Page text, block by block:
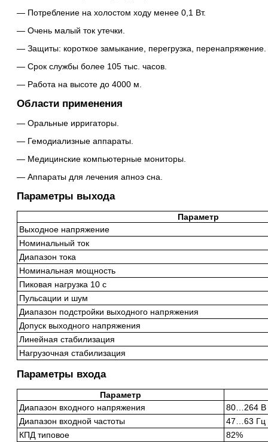
Потребление на холостом ходу менее 0,1 Вт.
Очень малый ток утечки.
Защиты: короткое замыкание, перегрузка, перенапряжение.
Срок службы более 105 тыс. часов.
Работа на высоте до 4000 м.
Области применения
Оральные ирригаторы.
Гемодиализные аппараты.
Медицинские компьютерные мониторы.
Аппараты для лечения апноэ сна.
Параметры выхода
Параметр
Выходное напряжение
Номинальный ток
Диапазон тока
Номинальная мощность
Пиковая нагрузка 10 с
Пульсации и шум
Диапазон подстройки выходного напряжения
Допуск выходного напряжения
Линейная стабилизация
Нагрузочная стабилизация
Параметры входа
Параметр
Диапазон входного напряжения
80…264 В
Диапазон входной частоты
47…63 Гц
КПД типовое
82%